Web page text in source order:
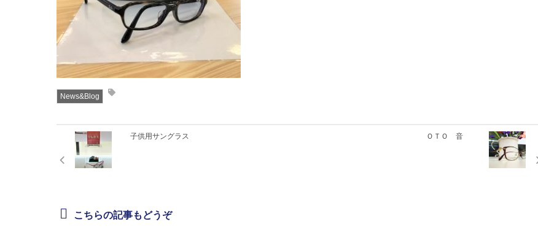
News&Blog
子供用サングラス ＯＴＯ 音
こちらの記事もどうぞ